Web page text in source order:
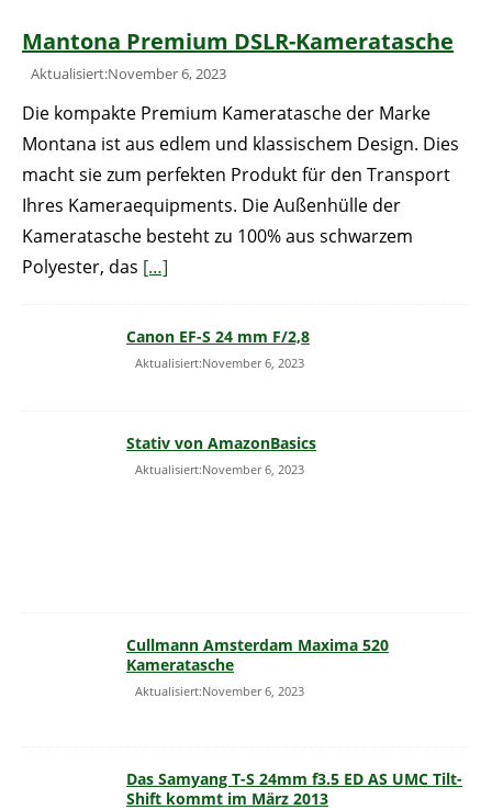
Mantona Premium DSLR-Kameratasche
Aktualisiert:November 6, 2023
Die kompakte Premium Kameratasche der Marke
Montana ist aus edlem und klassischem Design. Dies
macht sie zum perfekten Produkt für den Transport
Ihres Kameraequipments. Die Außenhülle der
Kameratasche besteht zu 100% aus schwarzem
Polyester, das […]
Canon EF-S 24 mm F/2,8
Aktualisiert:November 6, 2023
Stativ von AmazonBasics
Aktualisiert:November 6, 2023
Cullmann Amsterdam Maxima 520
Kameratasche
Aktualisiert:November 6, 2023
Das Samyang T-S 24mm f3.5 ED AS UMC Tilt-
Shift kommt im März 2013